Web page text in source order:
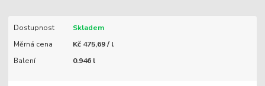
Dostupnost
Skladem
Měrná cena
Kč 475,69 / l
Balení
0.946 l